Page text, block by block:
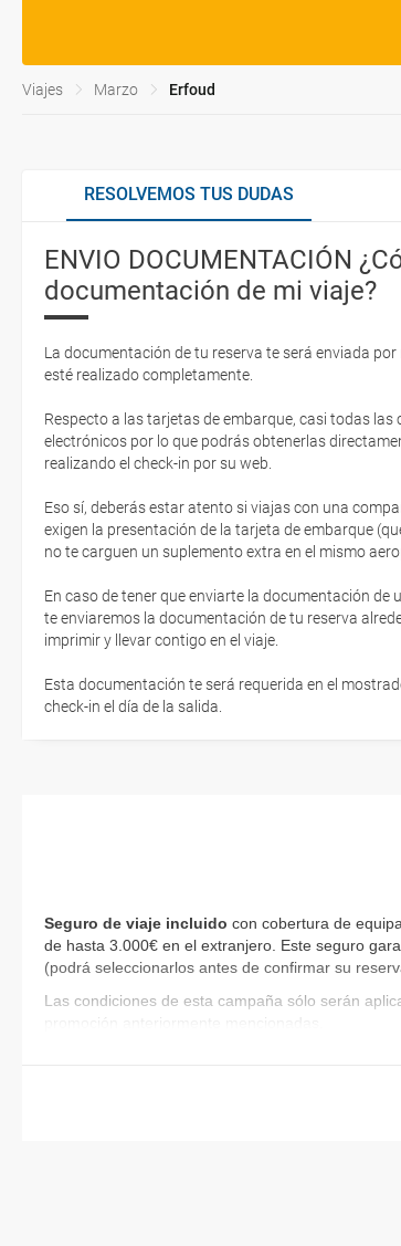
Viajes Marzo Erfoud
RESOLVEMOS TUS DUDAS
ENVIO DOCUMENTACIÓN
documentación de mi viaje?
La documentación de tu reserva te será enviada
esté realizado completamente.
Respecto a las tarjetas de embarque, casi todas
electrónicos por lo que podrás obtenerlas
realizando el check-in por su web.
Eso sí, deberás estar atento si viajas con una
exigen la presentación de la tarjeta de embarque
no te carguen un suplemento extra en el mismo
En caso de tener que enviarte la documentación de
te enviaremos la documentación de tu reserva
imprimir y llevar contigo en el viaje.
Esta documentación te será requerida en el
check-in el día de la salida.
Seguro de viaje incluido con cobertura de
de hasta 3.000€ en el extranjero. Este seguro
(podrá seleccionarlos antes de confirmar su
Las condiciones de esta campaña sólo serán
promoción anteriormente mencionadas.